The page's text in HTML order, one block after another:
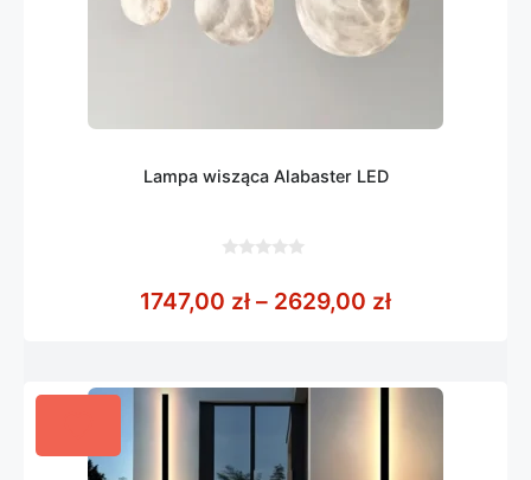
Lampa wisząca Alabaster LED
5
1747,00 zł – 2629,00 złZakres cen: